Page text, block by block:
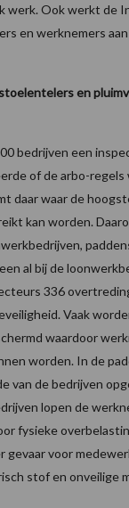
werk. Ook werkt de
en werknemers
en
bedrijven een
of de arbo-regels
daar waar de
kan worden.
al bij de
336
Vaak
waardoor
worden. In de
van de bedrijven
lopen de
fysieke
gevaar voor
stof en onveilige